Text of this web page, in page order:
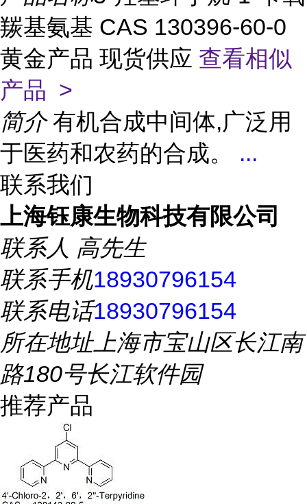
羰基氨基 CAS 130396-60-0
黄金产品 现货供应 查看相似
产品 >
简介 有机合成中间体,广泛用
于医药和农药的合成。 ...
联系我们
上海钰康生物科技有限公司
联系人 高先生
联系手机18930796154
联系电话18930796154
所在地址上海市宝山区长江南
路180号长江软件园
推荐产品